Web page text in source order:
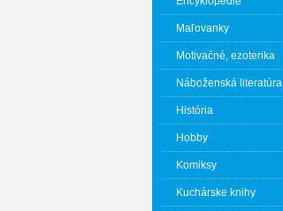
Maľovanky
Motivačné, ezoterika
Náboženská literatúra
História
Hobby
Komiksy
Kuchárske knihy